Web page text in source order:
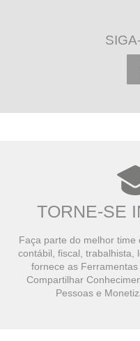
TORNE-SE
Faça parte do melhor
contábil, fiscal, trabalhista,
fornece as
Compartilhar
Pessoas e